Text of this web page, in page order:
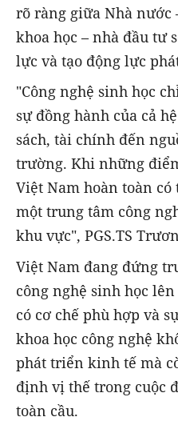
rõ ràng giữa Nhà nước
khoa học – nhà đầu tư
lực và tạo động lực
"Công nghệ sinh học
sự đồng hành của cả
sách, tài chính đến
trường. Khi những
Việt Nam hoàn toàn
một trung tâm công
khu vực", PGS.TS
Việt Nam đang đứng
công nghệ sinh học
có cơ chế phù hợp và
khoa học công nghệ
phát triển kinh tế mà
định vị thế trong cuộc
toàn cầu.